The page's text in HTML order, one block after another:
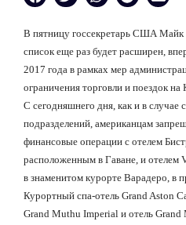
В пятницу госсекретарь США Майк
список еще раз будет расширен,
2017 года в рамках мер
ограничения торговли и поездок на
С сегодняшнего дня, как и в случае
подразделений, американцам
финансовые операции с отелем
расположенным в Гаване, и отелем
в знаменитом курорте Варадеро, в
Курортный спа-отель GrandAston
Grand Muthu Imperial и отель Grand